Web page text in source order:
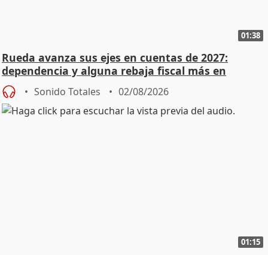
01:38
Rueda avanza sus ejes en cuentas de 2027:
dependencia y alguna rebaja fiscal más en
vivienda
Sonido Totales 02/08/2026
01:15